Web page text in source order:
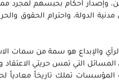
وإصدار أحكام بحبسهم لمجرد
الدولة، واحترام الحقوق
والإبداع هو سمة من سمات
التي تمس حريتي الاعتقاد
تملك تاريخاً معادياً